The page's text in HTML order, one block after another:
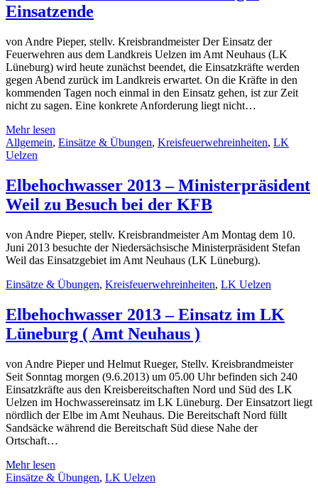
Einsatzende
von Andre Pieper, stellv. Kreisbrandmeister Der Einsatz der
Feuerwehren aus dem Landkreis Uelzen im Amt Neuhaus (LK
Lüneburg) wird heute zunächst beendet, die Einsatzkräfte werden
gegen Abend zurück im Landkreis erwartet. On die Kräfte in den
kommenden Tagen noch einmal in den Einsatz gehen, ist zur Zeit
nicht zu sagen. Eine konkrete Anforderung liegt nicht…
Mehr lesen
Allgemein, Einsätze & Übungen, Kreisfeuerwehreinheiten, LK
Uelzen
Elbehochwasser 2013 – Ministerpräsident
Weil zu Besuch bei der KFB
von Andre Pieper, stellv. Kreisbrandmeister Am Montag dem 10.
Juni 2013 besuchte der Niedersächsische Ministerpräsident Stefan
Weil das Einsatzgebiet im Amt Neuhaus (LK Lüneburg).
Einsätze & Übungen, Kreisfeuerwehreinheiten, LK Uelzen
Elbehochwasser 2013 – Einsatz im LK
Lüneburg ( Amt Neuhaus )
von Andre Pieper und Helmut Rueger, Stellv. Kreisbrandmeister
Seit Sonntag morgen (9.6.2013) um 05.00 Uhr befinden sich 240
Einsatzkräfte aus den Kreisbereitschaften Nord und Süd des LK
Uelzen im Hochwassereinsatz im LK Lüneburg. Der Einsatzort liegt
nördlich der Elbe im Amt Neuhaus. Die Bereitschaft Nord füllt
Sandsäcke während die Bereitschaft Süd diese Nahe der
Ortschaft…
Mehr lesen
Einsätze & Übungen, LK Uelzen